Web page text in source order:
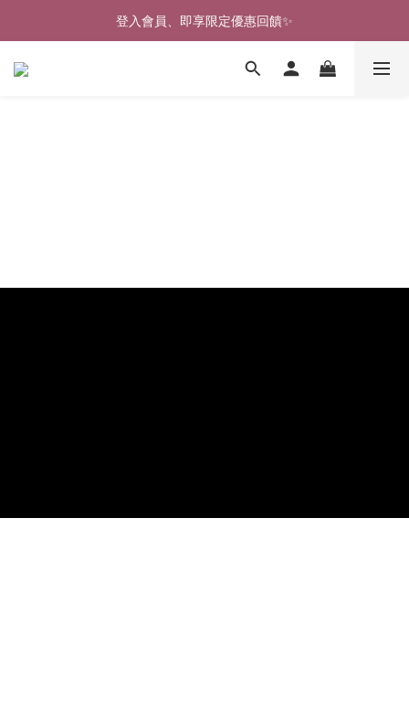
🎉新北淡水實體門市🤗歡迎蒞臨試穿🎉
登入會員、即享限定優惠回饋✨
🎉新北淡水實體門市🤗歡迎蒞臨試穿🎉